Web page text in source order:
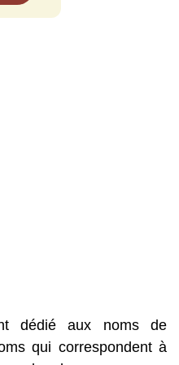
dédié aux noms de
qui correspondent à